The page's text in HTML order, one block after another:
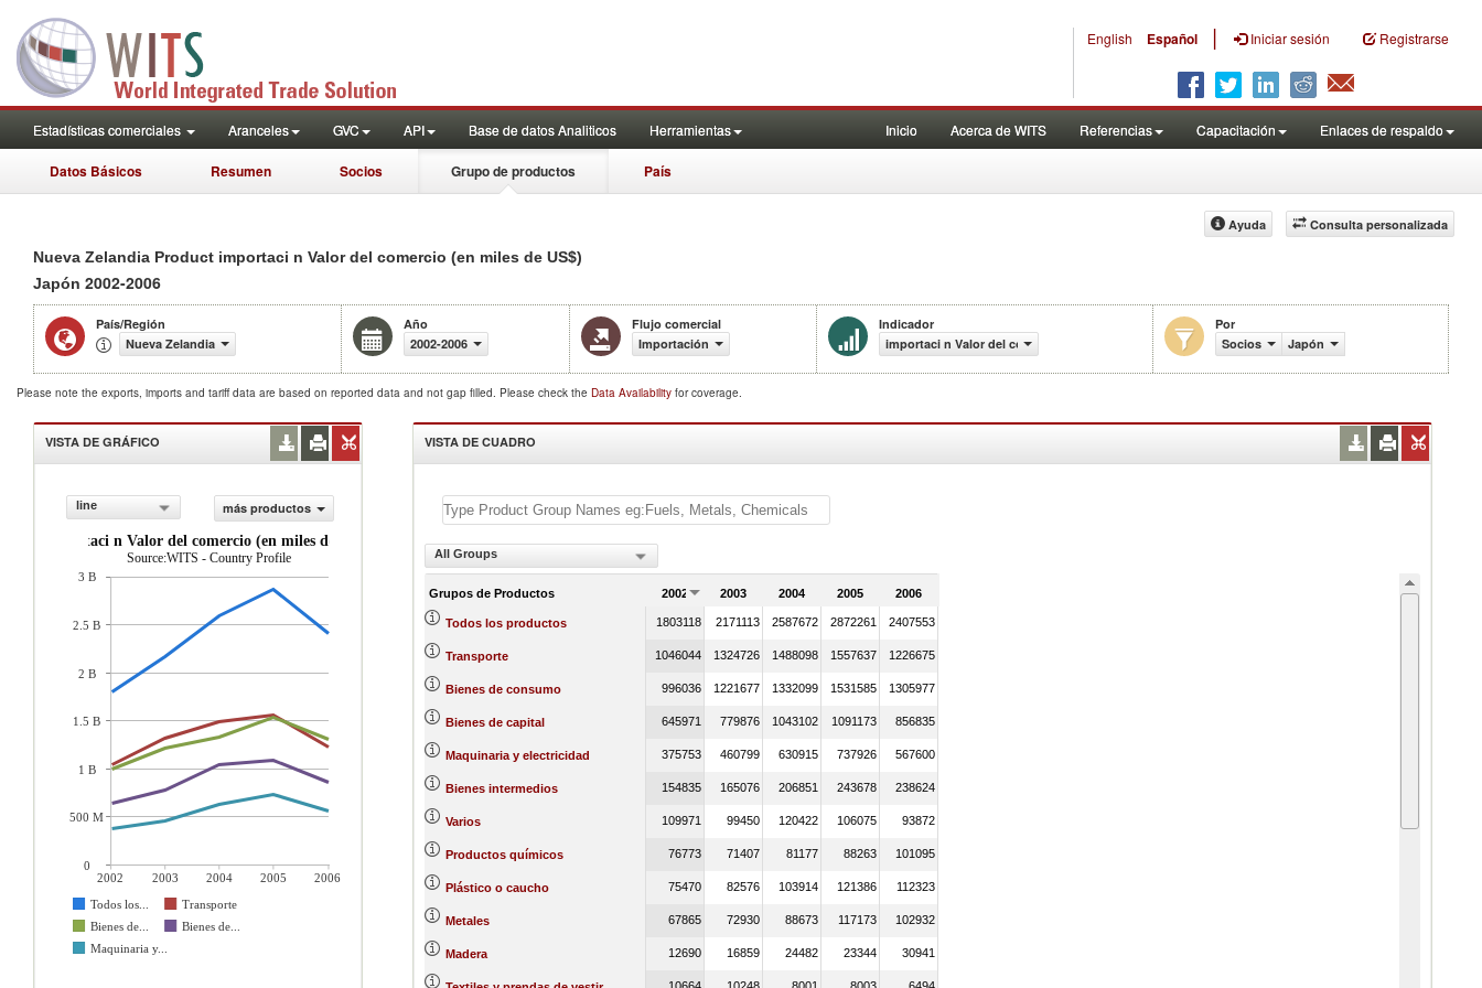
English Español | Iniciar sesión Registrarse
Estadísticas comerciales Aranceles GVC API Base de datos Analiticos Herramientas Inicio Acerca de WITS Referencias Capacitación Enlaces de respaldo
Datos Básicos Resumen Socios Grupo de productos País
Consulta personalizada
Ayuda
Nueva Zelandia Product importaci n Valor del comercio (en miles de US$)
Japón 2002-2006
País/Región
Nueva Zelandia
Año
2002-2006
Flujo comercial
Importación
Indicador
importaci n Valor del comercio (en miles de US$)
Por
Socios
Japón
Please note the exports, imports and tariff data are based on reported data and not gap filled. Please check the Data Availability for coverage.
VISTA DE GRÁFICO
line
más productos
importaci n Valor del comercio (en miles de US$)
Source:WITS - Country Profile
2002 2003 2004 2005
2006
Todos los...
Transporte
Bienes de...
Bienes de...
Maquinaria y...
3 B
2.5 B
2 B
1.5 B
1 B
500 M
0
VISTA DE CUADRO
All Groups
Grupos de Productos 2002 2003 2004 2005 2006
Todos los productos 1803118 2171113 2587672 2872261 2407553
Transporte 1046044 1324726 1488098 1557637 1226675
Bienes de consumo 996036 1221677 1332099 1531585 1305977
Bienes de capital 645971 779876 1043102 1091173 856835
Maquinaria y electricidad 375753 460799 630915 737926 567600
Bienes intermedios 154835 165076 206851 243678 238624
Varios 109971 99450 120422 106075 93872
Productos químicos 76773 71407 81177 88263 101095
Plástico o caucho 75470 82576 103914 121386 112323
Metales 67865 72930 88673 117173 102932
Madera 12690 16859 24482 23344 30941
10664 10248 8001 8003 6494